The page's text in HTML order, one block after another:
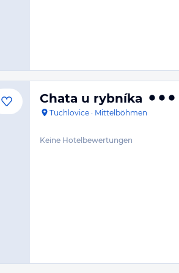
Chata u rybníka
Tuchlovice · Mittelböhmen
Keine Hotelbewertungen